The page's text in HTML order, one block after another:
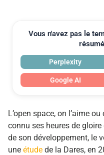
Vous n'avez pas le
Perplexity
Google AI
L’open space, on l’aime ou
connu ses heures de
de son développement, le
une étude de la Dares, en